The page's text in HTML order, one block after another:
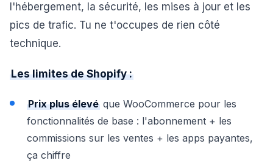
l'hébergement, la sécurité, les mises à jour et les
pics de trafic. Tu ne t'occupes de rien côté
technique.
Les limites de Shopify :
Prix plus élevé que WooCommerce pour les
fonctionnalités de base : l'abonnement + les
commissions sur les ventes + les apps payantes,
ça chiffre